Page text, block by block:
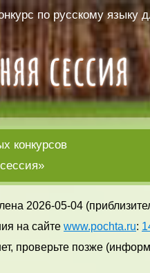
по русскому языку
конкурсов
2026-05-04
на сайте www.pochta.ru:
проверьте позже